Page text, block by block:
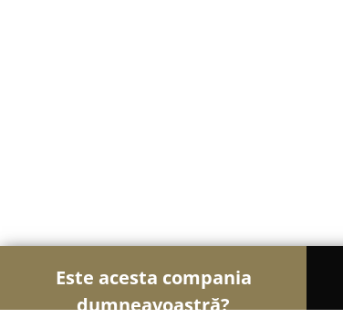
Este acesta compania
dumneavoastră?